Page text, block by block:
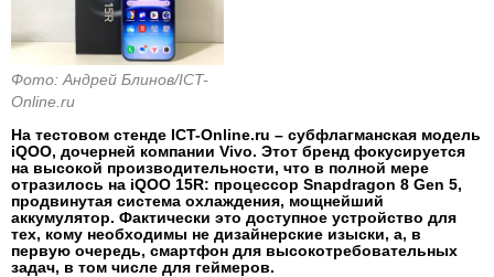
Фото: Андрей Блинов/ICT-
Online.ru
На тестовом стенде ICT-Online.ru – субфлагманская модель
iQOO, дочерней компании Vivo. Этот бренд фокусируется
на высокой производительности, что в полной мере
отразилось на iQOO 15R: процессор Snapdragon 8 Gen 5,
продвинутая система охлаждения, мощнейший
аккумулятор. Фактически это доступное устройство для
тех, кому необходимы не дизайнерские изыски, а, в
первую очередь, смартфон для высокотребовательных
задач, в том числе для геймеров.